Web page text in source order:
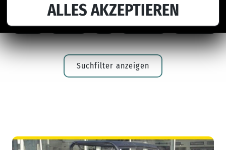
ALLE 125ER A2 TOURER ROLLER
Suchfilter anzeigen
ALLES AKZEPTIEREN